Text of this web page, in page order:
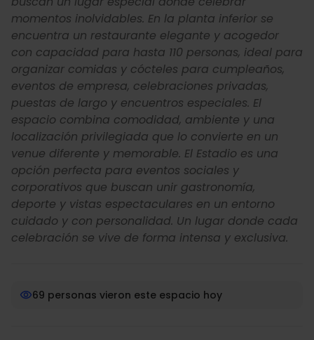
momentos inolvidables. En la planta inferior se
encuentra un restaurante elegante y acogedor
con capacidad para hasta 110 personas, ideal para
organizar comidas y cócteles para cumpleaños,
eventos de empresa, celebraciones privadas,
puestas de largo y encuentros especiales. El
espacio combina comodidad, ambiente y una
localización privilegiada que lo convierte en un
venue diferente y memorable. El Estadio es una
opción perfecta para eventos sociales y
corporativos que buscan unir gastronomía,
deporte y vistas espectaculares en un entorno
cuidado y con personalidad. Un lugar donde cada
celebración se vive de forma intensa y exclusiva.
69 personas vieron este espacio hoy